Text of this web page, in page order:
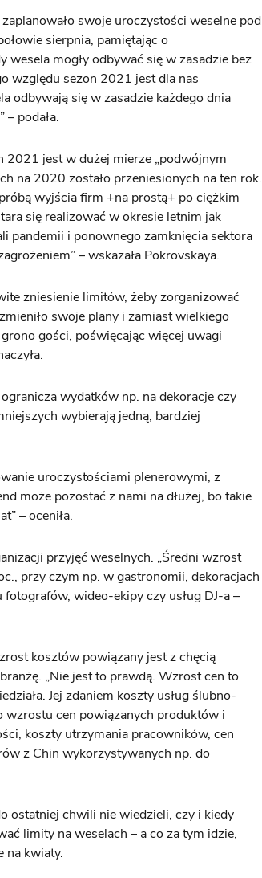
swoje uroczystości weselne pod
sierpnia, pamiętając o
wesela mogły odbywać się w zasadzie bez
względu sezon 2021 jest dla nas
odbywają się w zasadzie każdego dnia
– podała.
2021 jest w dużej mierze „podwójnym
na 2020 zostało przeniesionych na ten rok.
wyjścia firm +na prostą+ po ciężkim
się realizować w okresie letnim jak
pandemii i ponownego zamknięcia sektora
– wskazała Pokrovskaya.
zniesienie limitów, żeby zorganizować
swoje plany i zamiast wielkiego
gości, poświęcając więcej uwagi
wydatków np. na dekoracje czy
wybierają jedną, bardziej
uroczystościami plenerowymi, z
może pozostać z nami na dłużej, bo takie
– oceniła.
przyjęć weselnych. „Średni wzrost
przy czym np. w gastronomii, dekoracjach
wideo-ekipy czy usług DJ-a –
kosztów powiązany jest z chęcią
„Nie jest to prawdą. Wzrost cen to
Jej zdaniem koszty usług ślubno-
wzrostu cen powiązanych produktów i
koszty utrzymania pracowników, cen
z Chin wykorzystywanych np. do
ostatniej chwili nie wiedzieli, czy i kiedy
limity na weselach – a co za tym idzie,
na kwiaty.